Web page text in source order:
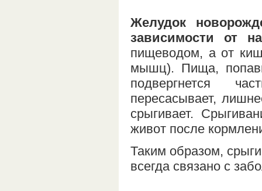
Желудок
зависимости от
пищеводом, а от
мышц). Пища,
подвергнется
пересасывает,
срыгивает.
живот после
Таким образом,
всегда связано с